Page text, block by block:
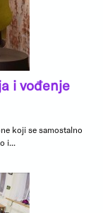
i vođenje
koji se samostalno
i...